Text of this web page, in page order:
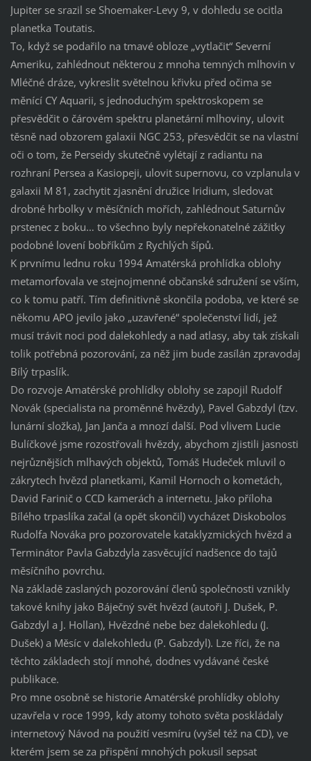
Jupiter se srazil se Shoemaker-Levy 9, v dohledu se ocitla
planetka Toutatis.
To, když se podařilo na tmavé obloze „vytlačit“ Severní
Ameriku, zahlédnout některou z mnoha temných mlhovin v
Mléčné dráze, vykreslit světelnou křivku před očima se
měnící CY Aquarii, s jednoduchým spektroskopem se
přesvědčit o čárovém spektru planetární mlhoviny, ulovit
těsně nad obzorem galaxii NGC 253, přesvědčit se na vlastní
oči o tom, že Perseidy skutečně vylétají z radiantu na
rozhraní Persea a Kasiopeji, ulovit supernovu, co vzplanula v
galaxii M 81, zachytit zjasnění družice Iridium, sledovat
drobné hrbolky v měsíčních mořích, zahlédnout Saturnův
prstenec z boku… to všechno byly nepřekonatelné zážitky
podobné lovení bobříkům z Rychlých šípů.
K prvnímu lednu roku 1994 Amatérská prohlídka oblohy
metamorfovala ve stejnojmenné občanské sdružení se vším,
co k tomu patří. Tím definitivně skončila podoba, ve které se
někomu APO jevilo jako „uzavřené“ společenství lidí, jež
musí trávit noci pod dalekohledy a nad atlasy, aby tak získali
tolik potřebná pozorování, za něž jim bude zasílán zpravodaj
Bílý trpaslík.
Do rozvoje Amatérské prohlídky oblohy se zapojil Rudolf
Novák (specialista na proměnné hvězdy), Pavel Gabzdyl (tzv.
lunární složka), Jan Janča a mnozí další. Pod vlivem Lucie
Bulíčkové jsme rozostřovali hvězdy, abychom zjistili jasnosti
nejrůznějších mlhavých objektů, Tomáš Hudeček mluvil o
zákrytech hvězd planetkami, Kamil Hornoch o kometách,
David Farinič o CCD kamerách a internetu. Jako příloha
Bílého trpaslíka začal (a opět skončil) vycházet Diskobolos
Rudolfa Nováka pro pozorovatele kataklyzmických hvězd a
Terminátor Pavla Gabzdyla zasvěcující nadšence do tajů
měsíčního povrchu.
Na základě zaslaných pozorování členů společnosti vznikly
takové knihy jako Báječný svět hvězd (autoři J. Dušek, P.
Gabzdyl a J. Hollan), Hvězdné nebe bez dalekohledu (J.
Dušek) a Měsíc v dalekohledu (P. Gabzdyl). Lze říci, že na
těchto základech stojí mnohé, dodnes vydávané české
publikace.
Pro mne osobně se historie Amatérské prohlídky oblohy
uzavřela v roce 1999, kdy atomy tohoto světa poskládaly
internetový Návod na použití vesmíru (vyšel též na CD), ve
kterém jsem se za přispění mnohých pokusil sepsat